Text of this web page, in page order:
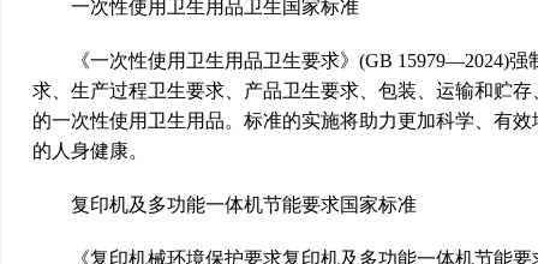
一次性使用卫生用品卫生国家标准
《一次性使用卫生用品卫生要求》(GB 15979—2024)强
求、生产过程卫生要求、产品卫生要求、包装、运输和贮
的一次性使用卫生用品。标准的实施将助力更加科学、有
的人身健康。
复印机及多功能一体机节能要求国家标准
《复印机械环境保护要求复印机及多功能一体机节能要